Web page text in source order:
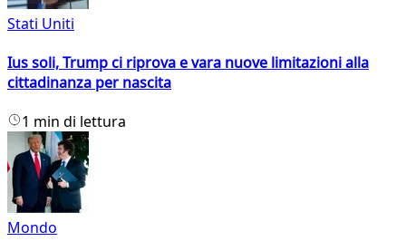
Stati Uniti
Ius soli, Trump ci riprova e vara nuove limitazioni alla
cittadinanza per nascita
1 min di lettura
Mondo